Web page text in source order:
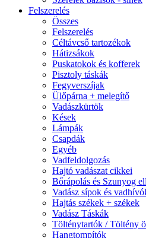
Felszerelés
Összes
Felszerelés
Céltávcső tartozékok
Hátizsákok
Puskatokok és kofferek
Pisztoly táskák
Fegyverszíjak
Ülőpárna + melegítő
Vadászkürtök
Kések
Lámpák
Csapdák
Egyéb
Vadfeldolgozás
Hajtó vadászat cikkei
Bőrápolás és Szunyog
Vadász sípok és
Hajtás székek + székek
Vadász Táskák
Tölténytartók / Töltény
Hangtompítók